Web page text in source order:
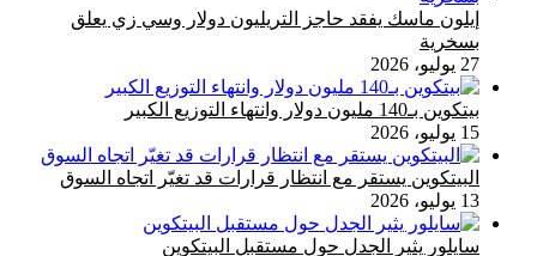
إيلون ماسك يفقد حاجز التريليون دولار وسي زي يعلق
بسخرية
27 يوليو، 2026
بيتكوين بـ140 مليون دولار وانتهاء التوزيع الكبير
15 يوليو، 2026
البيتكوين يستقر مع انتظار قرارات قد تغيّر اتجاه السوق
13 يوليو، 2026
سايلور يثير الجدل حول مستقبل البيتكوين